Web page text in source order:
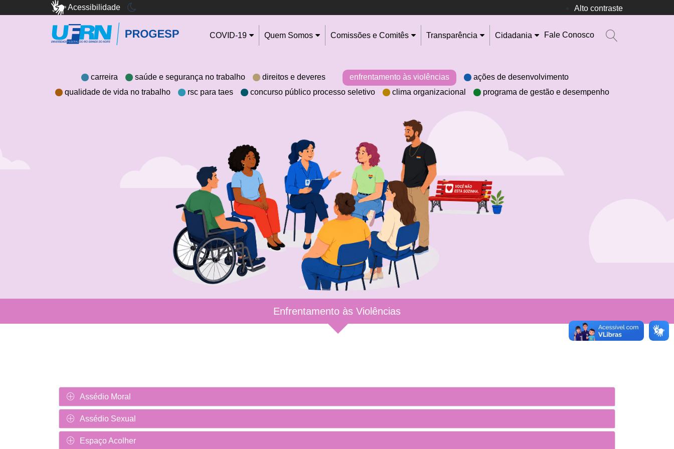
Acessibilidade Alto contraste
COVID-19 Quem Somos Comissões e Comitês Transparência Cidadania Fale Conosco
carreira saúde e segurança no trabalho direitos e deveres enfrentamento às violências
ações de desenvolvimento
qualidade de vida no trabalho
rsc para taes concurso público processo seletivo clima organizacional programa de gestão e desempenho
Enfrentamento às Violências
Assédio Moral
Assédio Sexual
Espaço Acolher